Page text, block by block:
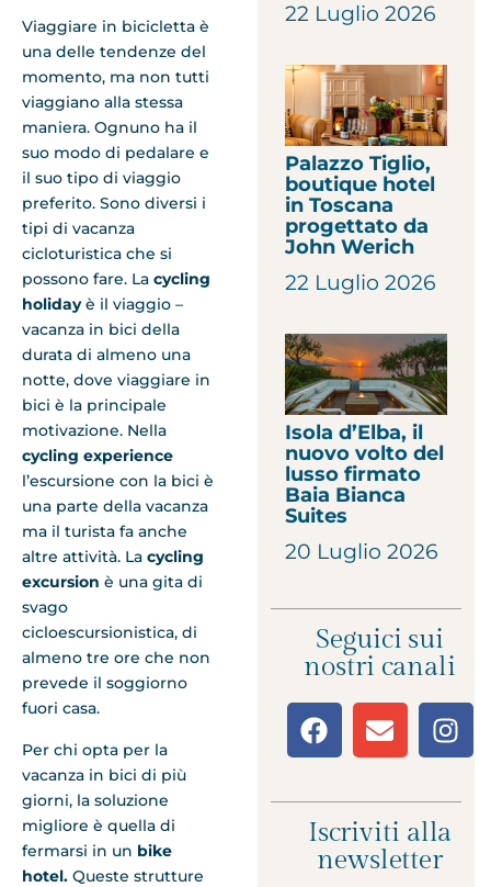
Viaggiare in bicicletta è
una delle tendenze del
momento, ma non tutti
viaggiano alla stessa
maniera. Ognuno ha il
suo modo di pedalare e
il suo tipo di viaggio
preferito. Sono diversi i
tipi di vacanza
cicloturistica che si
possono fare. La cycling
holidayè il viaggio –
vacanza in bici della
durata di almeno una
notte, dove viaggiare in
bici è la principale
motivazione. Nella
cycling experience
l’escursione con la bici è
una parte della vacanza
ma il turista fa anche
altre attività. La cycling
excursion è una gita di
svago
cicloescursionistica, di
almeno tre ore che non
prevede il soggiorno
fuori casa.
Per chi opta per la
vacanza in bici di più
giorni, la soluzione
migliore è quella di
fermarsi in un bike
hotel. Queste strutture
22 Luglio 2026
Palazzo Tiglio,
boutique hotel
in Toscana
progettato da
John Werich
22 Luglio 2026
Isola d’Elba, il
nuovo volto del
lusso firmato
Baia Bianca
Suites
20 Luglio 2026
Seguici sui
nostri canali
Iscriviti alla
newsletter